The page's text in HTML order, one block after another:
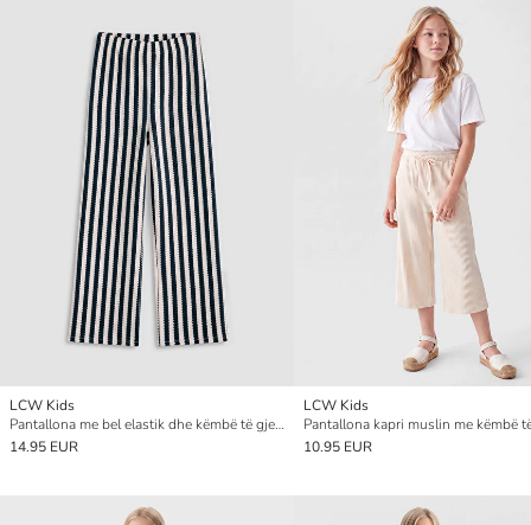
LCW Kids
Pantallona me bel elastik dhe këmbë të gjera për vajza
14.95 EUR
LCW Kids
10.95 EUR